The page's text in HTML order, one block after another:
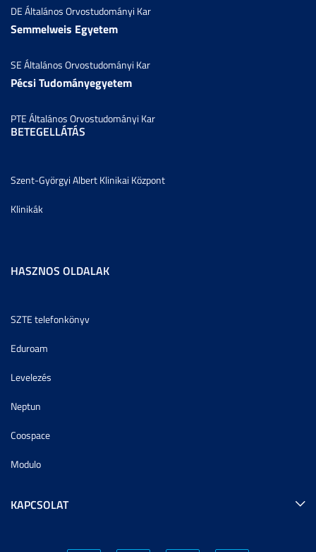
DE Általános Orvostudományi Kar
Semmelweis Egyetem
SE Általános Orvostudományi Kar
Pécsi Tudományegyetem
PTE Általános Orvostudományi Kar
BETEGELLÁTÁS
Szent-Györgyi Albert Klinikai Központ
Klinikák
HASZNOS OLDALAK
SZTE telefonkönyv
Eduroam
Levelezés
Neptun
Coospace
Modulo
KAPCSOLAT